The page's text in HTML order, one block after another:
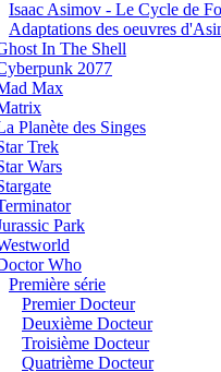
Isaac Asimov - Le Cycle de
Adaptations des oeuvres
In The Shell
2077
Max
Planète des Singes
Trek
Wars
Park
Who
Première série
Premier Docteur
Deuxième Docteur
Troisième Docteur
Quatrième Docteur